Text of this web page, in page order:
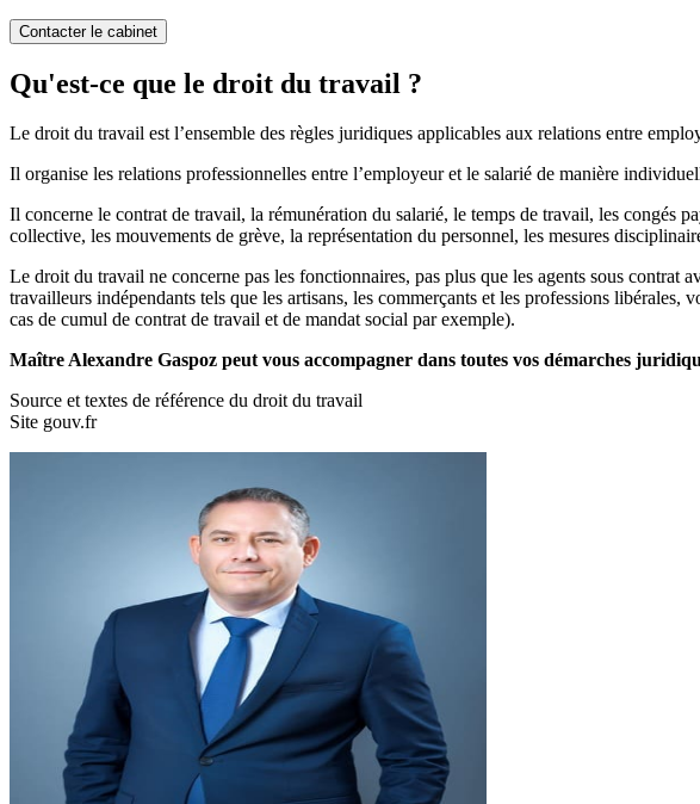
Contacter le cabinet
Qu'est-ce que le droit du travail ?
Le droit du travail est l’ensemble des règles juridiques applicables aux relations entre
Il organise les relations professionnelles entre l’employeur et le salarié de manière
Il concerne le contrat de travail, la rémunération du salarié, le temps de travail, les congés
collective, les mouvements de grève, la représentation du personnel, les mesures
Le droit du travail ne concerne pas les fonctionnaires, pas plus que les agents sous
travailleurs indépendants tels que les artisans, les commerçants et les professions
cas de cumul de contrat de travail et de mandat social par exemple).
Maître Alexandre Gaspoz peut vous accompagner dans toutes vos démarches
Source et textes de référence du droit du travail
Site gouv.fr